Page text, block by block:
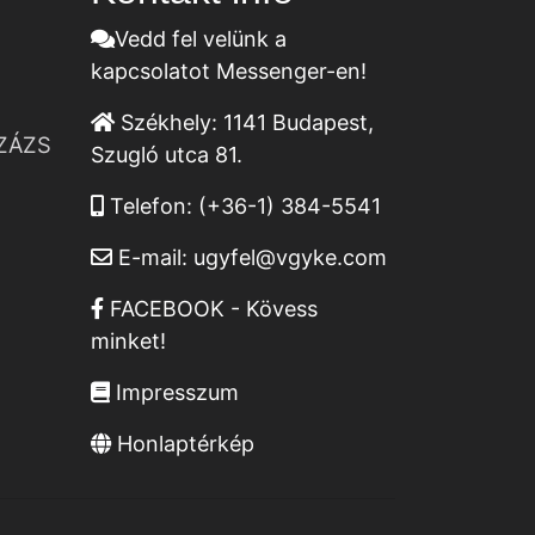
Vedd fel velünk a
kapcsolatot Messenger-en!
Székhely: 1141 Budapest,
Szugló utca 81.
Telefon: (+36-1) 384-5541
E-mail: ugyfel@vgyke.com
FACEBOOK - Kövess
minket!
Impresszum
Honlaptérkép